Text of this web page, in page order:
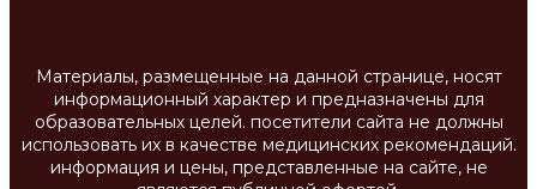
Материалы, размещенные на данной странице, носят
информационный характер и предназначены для
образовательных целей. посетители сайта не должны
использовать их в качестве медицинских рекомендаций.
информация и цены, представленные на сайте, не